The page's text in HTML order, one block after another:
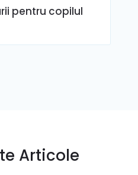
pentru copilul
Articole